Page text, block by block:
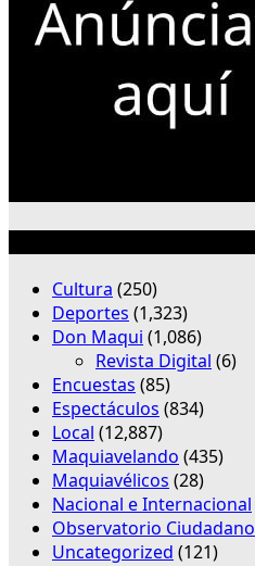
Cultura (250)
Deportes (1,323)
Don Maqui (1,086)
Revista Digital (6)
Encuestas (85)
Espectáculos (834)
Local (12,887)
Maquiavelando (435)
Maquiavélicos (28)
Nacional e Internacional
Observatorio Ciudadano
Uncategorized (121)